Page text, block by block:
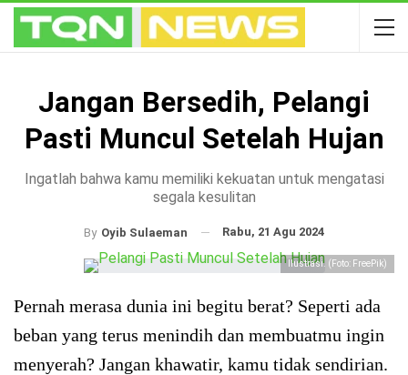
Jangan Bersedih, Pelangi
Pasti Muncul Setelah Hujan
Ingatlah bahwa kamu memiliki kekuatan untuk mengatasi
segala kesulitan
By Oyib Sulaeman Rabu, 21 Agu 2024
Ilustrasi. (Foto: FreePik)
Pernah merasa dunia ini begitu berat? Seperti ada
beban yang terus menindih dan membuatmu ingin
menyerah? Jangan khawatir, kamu tidak sendirian.